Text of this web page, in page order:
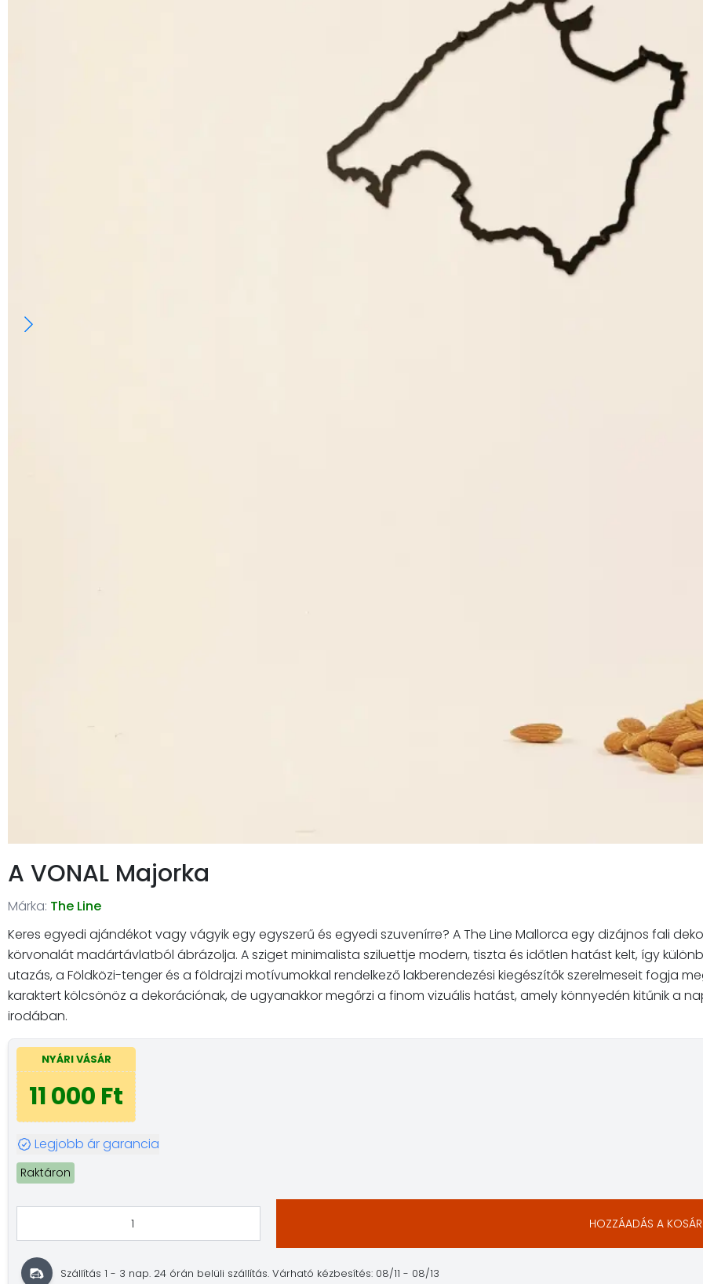
A VONAL Majorka
Márka: The Line
Keres egyedi ajándékot vagy vágyik egy egyszerű és egyedi szuvenírre? A The Line Mallorca egy dizájnos fali
körvonalát madártávlatból ábrázolja. A sziget minimalista sziluettje modern, tiszta és időtlen hatást kelt, így
utazás, a Földközi-tenger és a földrajzi motívumokkal rendelkező lakberendezési kiegészítők szerelmeseit fogja
karaktert kölcsönöz a dekorációnak, de ugyanakkor megőrzi a finom vizuális hatást, amely könnyedén kitűnik a
irodában.
NYÁRI VÁSÁR
11 000 Ft
Legjobb ár garancia
Raktáron
HOZZÁADÁS A
Szállítás 1 - 3 nap. 24 órán belüli szállítás. Várható kézbesítés: 08/11 - 08/13